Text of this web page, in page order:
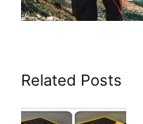
Related Posts